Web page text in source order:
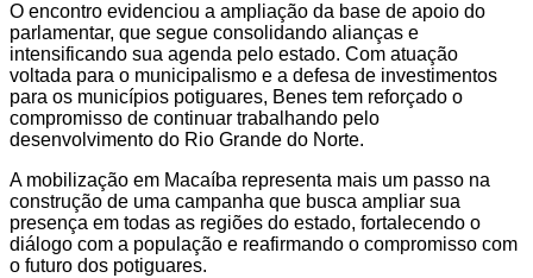
O encontro evidenciou a ampliação da base de apoio do
parlamentar, que segue consolidando alianças e
intensificando sua agenda pelo estado. Com atuação
voltada para o municipalismo e a defesa de investimentos
para os municípios potiguares, Benes tem reforçado o
compromisso de continuar trabalhando pelo
desenvolvimento do Rio Grande do Norte.
A mobilização em Macaíba representa mais um passo na
construção de uma campanha que busca ampliar sua
presença em todas as regiões do estado, fortalecendo o
diálogo com a população e reafirmando o compromisso com
o futuro dos potiguares.